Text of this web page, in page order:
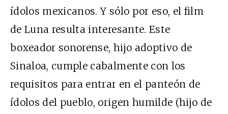
ídolos mexicanos. Y sólo por eso, el film
de Luna resulta interesante. Este
boxeador sonorense, hijo adoptivo de
Sinaloa, cumple cabalmente con los
requisitos para entrar en el panteón de
ídolos del pueblo, origen humilde (hijo de